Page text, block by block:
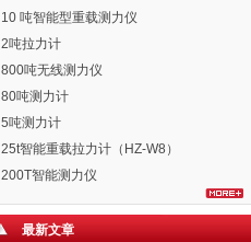
10 吨智能型重载测力仪
2吨拉力计
800吨无线测力仪
80吨测力计
5吨测力计
25t智能重载拉力计（HZ-W8）
200T智能测力仪
最新文章